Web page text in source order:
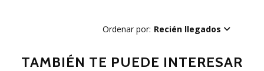
Ordenar por: Recién llegados
TAMBIÉN TE PUEDE INTERESAR